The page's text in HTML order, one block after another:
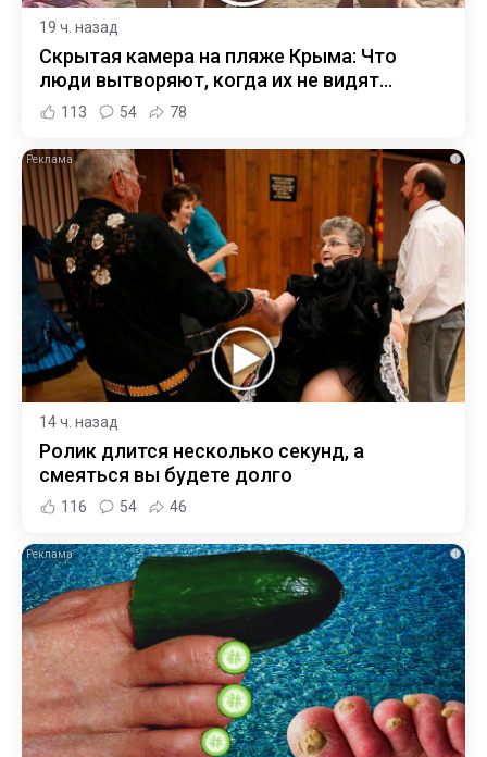
19 ч. назад
Скрытая камера на пляже Крыма: Что
люди вытворяют, когда их не видят...
113 54 78
i
14 ч. назад
Ролик длится несколько секунд, а
смеяться вы будете долго
116 54 46
i